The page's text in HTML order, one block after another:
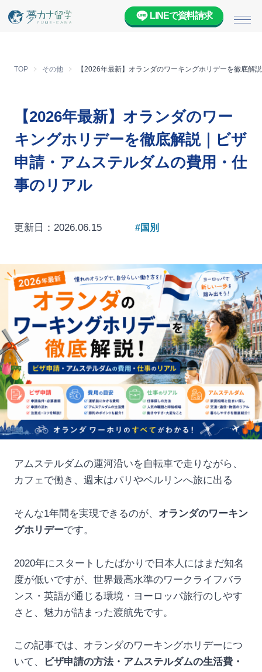
メ
LINEで資料請求
TOP その他 【2026年最新】オランダのワーキングホリデーを徹底解
【2026年最新】オランダのワー
キングホリデーを徹底解説｜ビザ
申請・アムステルダムの費用・仕
事のリアル
更新日：2026.06.15 #国別
アムステルダムの運河沿いを自転車で走りながら、
カフェで働き、週末はパリやベルリンへ旅に出る
そんな1年間を実現できるのが、 オランダのワーキン
グホリデーです。
2020年にスタートしたばかりで日本人にはまだ知名
度が低いですが、世界最高水準のワークライフバラ
ンス・英語が通じる環境・ヨーロッパ旅行のしやす
さと、魅力が詰まった渡航先です。
この記事では、オランダのワーキングホリデーにつ
いて、
ビザ申請の方法・アムステルダムの生活費・